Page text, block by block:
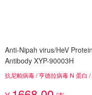
Anti-Nipah virus/HeV
Antibody XYP-90003H
抗尼帕病毒 / 亨德拉病毒 N 蛋白